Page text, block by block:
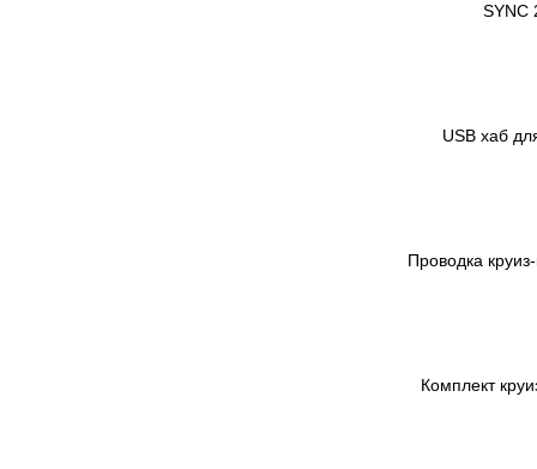
SYNC
USB хаб
Проводка
Комплект